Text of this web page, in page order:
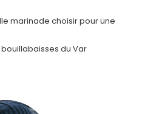
marinade choisir pour une
du Var